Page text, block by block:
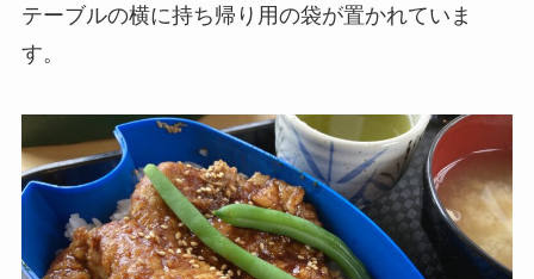
テーブルの横に持ち帰り用の袋が置かれていま
す。